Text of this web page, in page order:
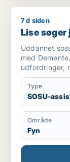
Lise søger job
7 d siden
Lise
Uddannet
med
udfordringer,
punktlig og i
menneske.
Type
SOSU-
Område
Fyn